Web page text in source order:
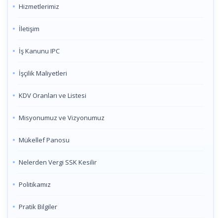
Hizmetlerimiz
İletişim
İş Kanunu IPC
İşçilik Maliyetleri
KDV Oranları ve Listesi
Misyonumuz ve Vizyonumuz
Mükellef Panosu
Nelerden Vergi SSK Kesilir
Politikamız
Pratik Bilgiler